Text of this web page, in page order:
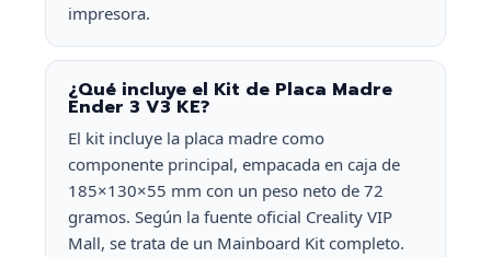
impresora.
¿Qué incluye el Kit de Placa Madre
Ender 3 V3 KE?
El kit incluye la placa madre como
componente principal, empacada en caja de
185×130×55 mm con un peso neto de 72
gramos. Según la fuente oficial Creality VIP
Mall, se trata de un Mainboard Kit completo.